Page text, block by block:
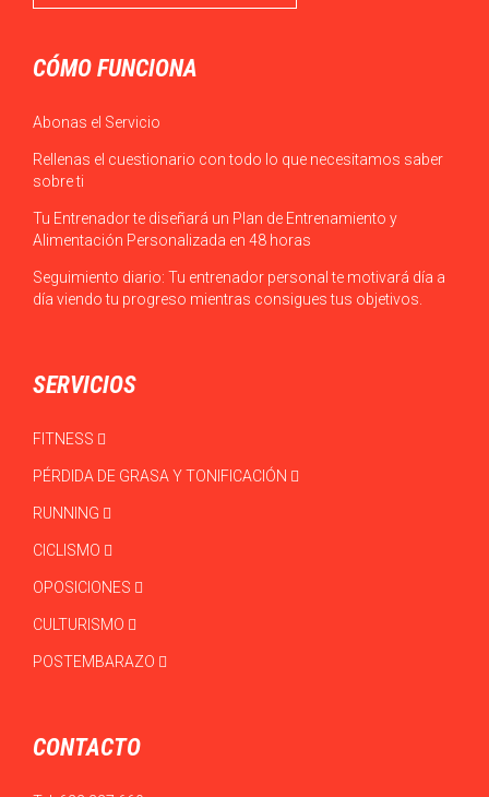
CÓMO FUNCIONA
Abonas el Servicio
Rellenas el cuestionario con todo lo que necesitamos saber
sobre ti
Tu Entrenador te diseñará un Plan de Entrenamiento y
Alimentación Personalizada en 48 horas
Seguimiento diario: Tu entrenador personal te motivará día a
día viendo tu progreso mientras consigues tus objetivos.
SERVICIOS
FITNESS
PÉRDIDA DE GRASA Y TONIFICACIÓN
RUNNING
CICLISMO
OPOSICIONES
CULTURISMO
POSTEMBARAZO
CONTACTO